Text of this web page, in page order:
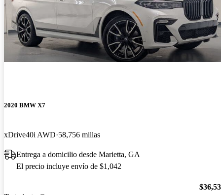
2020 BMW X7
xDrive40i AWD 58,756 millas
Entrega a domicilio desde Marietta, GA
El precio incluye envío de $1,042